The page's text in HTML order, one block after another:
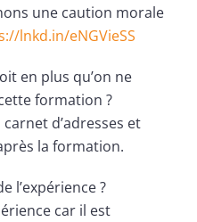
une caution morale
lnkd.in/eNGVieSS
en plus qu’on ne
formation ?
d’adresses et
la formation.
l’expérience ?
car il est